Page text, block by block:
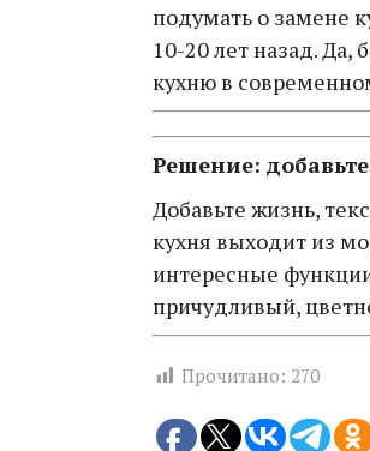
подумать о замене
10-20 лет назад.
кухню в
Решение:
Добавьте жизнь,
кухня выходит из
интересные
причудливый,
Прочитано: 270